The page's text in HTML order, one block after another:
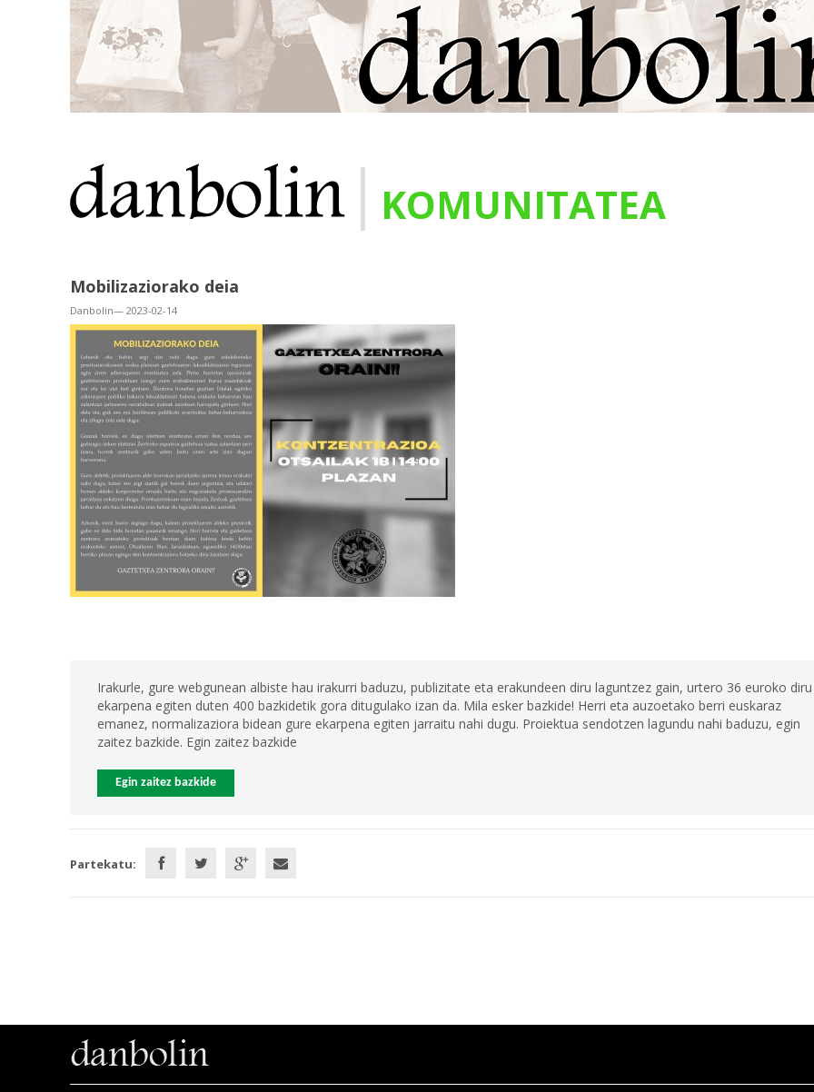
KOMUNITATEA
|
Mobilizaziorako deia
Danbolin— 2023-02-14
Irakurle, gure webgunean albiste hau irakurri baduzu, publizitate eta erakundeen diru laguntzez gain, urtero 36 euroko diru
ekarpena egiten duten 400 bazkidetik gora ditugulako izan da. Mila esker bazkide! Herri eta auzoetako berri euskaraz
emanez, normalizaziora bidean gure ekarpena egiten jarraitu nahi dugu. Proiektua sendotzen lagundu nahi baduzu, egin
zaitez bazkide. Egin zaitez bazkide
Egin zaitez bazkide
Partekatu: